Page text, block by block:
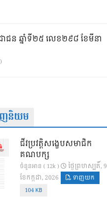
ាជន ឆ្នាំទី២៥ លេខ២៩៨ ខែមីនា
ញនិយម
ជីវប្រវត្តិសង្ខេបសមាជិក
គណបក្ស
ចំនួនអាន ( 12k )
ថ្ងៃ​ព្រហស្បតិ៍, 9
ខែ​កក្កដា, 2026
ទាញយក
104 KB